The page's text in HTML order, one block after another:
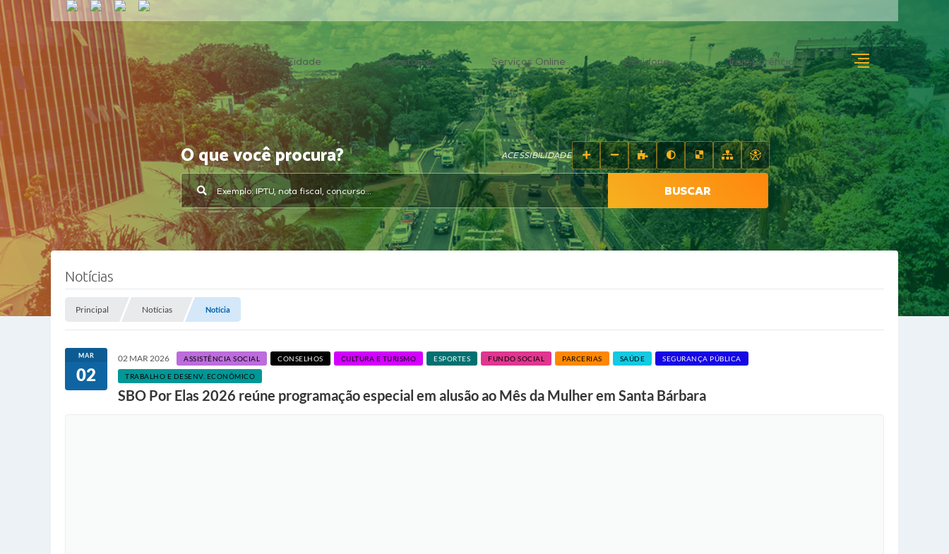
A Cidade Secretarias Serviços Online Ouvidoria Transparência
O que você procura?
BUSCAR
ACESSIBILIDADE
Notícias
Principal Notícias Notícia
MAR
02
02 MAR 2026 ASSISTÊNCIA SOCIAL CONSELHOS CULTURA E TURISMO ESPORTES FUNDO SOCIAL PARCERIAS SAÚDE SEGURANÇA PÚBLICA
TRABALHO E DESENV. ECONÔMICO
SBO Por Elas 2026 reúne programação especial em alusão ao Mês da Mulher em Santa Bárbara